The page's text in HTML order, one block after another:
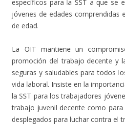
específicos para la SST a que se
jóvenes de edades comprendidas
de edad.
La OIT mantiene un
promoción del trabajo decente y
seguras y saludables para todos
vida laboral. Insiste en la
la SST para los trabajadores
trabajo juvenil decente como
desplegados para luchar contra el